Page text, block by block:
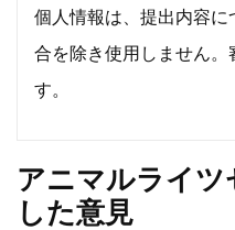
個人情報は、提出内容
合を除き使用しません。
す。
アニマルライツ
した意見